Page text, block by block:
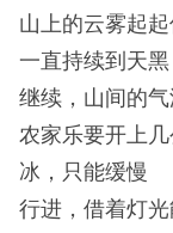
山上的云雾起
一直持续到天
继续，山间的
农家乐要开上
冰，只能缓慢
行进，借着灯